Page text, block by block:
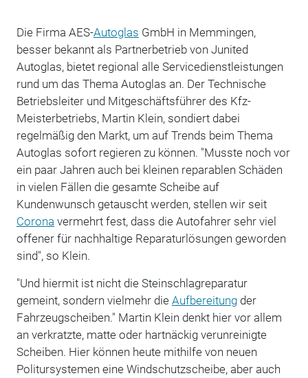
Die Firma AES-Autoglas GmbH in Memmingen,
besser bekannt als Partnerbetrieb von Junited
Autoglas, bietet regional alle Servicedienstleistungen
rund um das Thema Autoglas an. Der Technische
Betriebsleiter und Mitgeschäftsführer des Kfz-
Meisterbetriebs, Martin Klein, sondiert dabei
regelmäßig den Markt, um auf Trends beim Thema
Autoglas sofort regieren zu können. "Musste noch vor
ein paar Jahren auch bei kleinen reparablen Schäden
in vielen Fällen die gesamte Scheibe auf
Kundenwunsch getauscht werden, stellen wir seit
Corona vermehrt fest, dass die Autofahrer sehr viel
offener für nachhaltige Reparaturlösungen geworden
sind", so Klein.
"Und hiermit ist nicht die Steinschlagreparatur
gemeint, sondern vielmehr die Aufbereitungder
Fahrzeugscheiben." Martin Klein denkt hier vor allem
an verkratzte, matte oder hartnäckig verunreinigte
Scheiben. Hier können heute mithilfe von neuen
Politursystemen eine Windschutzscheibe, aber auch